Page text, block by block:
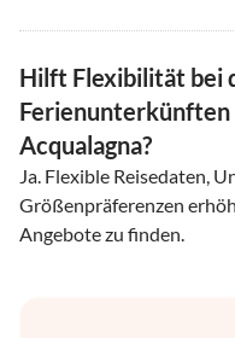
Hilft Flexibilität bei
Acqualagna?
Ja. Flexible Reisedaten,
Größenpräferenzen
Angebote zu finden.